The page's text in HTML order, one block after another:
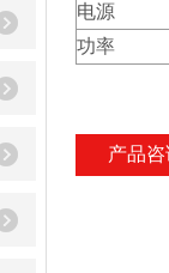
电源
功率
产品